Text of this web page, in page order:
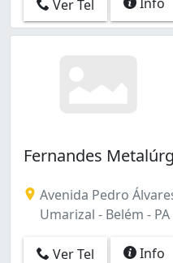
Ver Tel Info
Fernandes
Avenida Pedro
Umarizal - Belém - PA
Ver Tel Info